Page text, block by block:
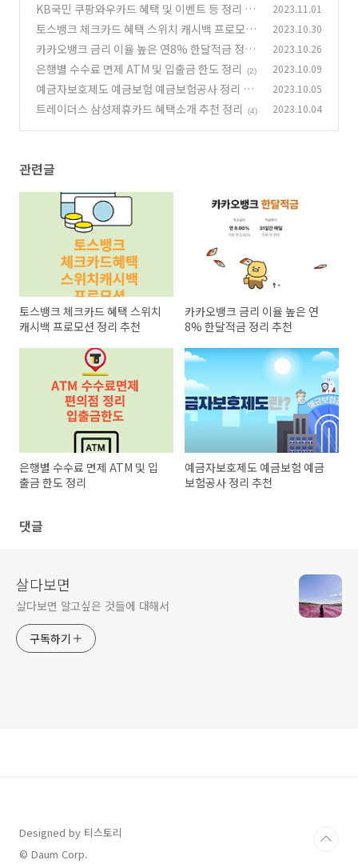
KB국민 쿠팡와우카드 혜택 및 이벤트 등 정리 추
천
(2)
2023.11.01
토스뱅크 체크카드 혜택 스위치 캐시백 프로모션
정리 추천 (10)
2023.10.30
카카오뱅크 금리 이율 높은 연8% 한달적금 정리
추천
(12)
2023.10.26
은행별 수수료 면제 ATM 및 입출금 한도 정리 (2) 2023.10.09
예금자보호제도 예금보험 예금보험공사 정리 추
천
(4)
2023.10.05
트레이더스 삼성제휴카드 혜택소개 추천 정리 (4) 2023.10.04
관련글
토스뱅크 체크카드 혜택 스위치
캐시백 프로모션 정리 추천
카카오뱅크 금리 이율 높은 연
8% 한달적금 정리 추천
은행별 수수료 면제 ATM 및 입
출금 한도 정리
예금자보호제도 예금보험 예금
보험공사 정리 추천
댓글
살다보면
살다보면 알고싶은 것들에 대해서
구독하기
Designed by 티스토리
© Daum Corp.